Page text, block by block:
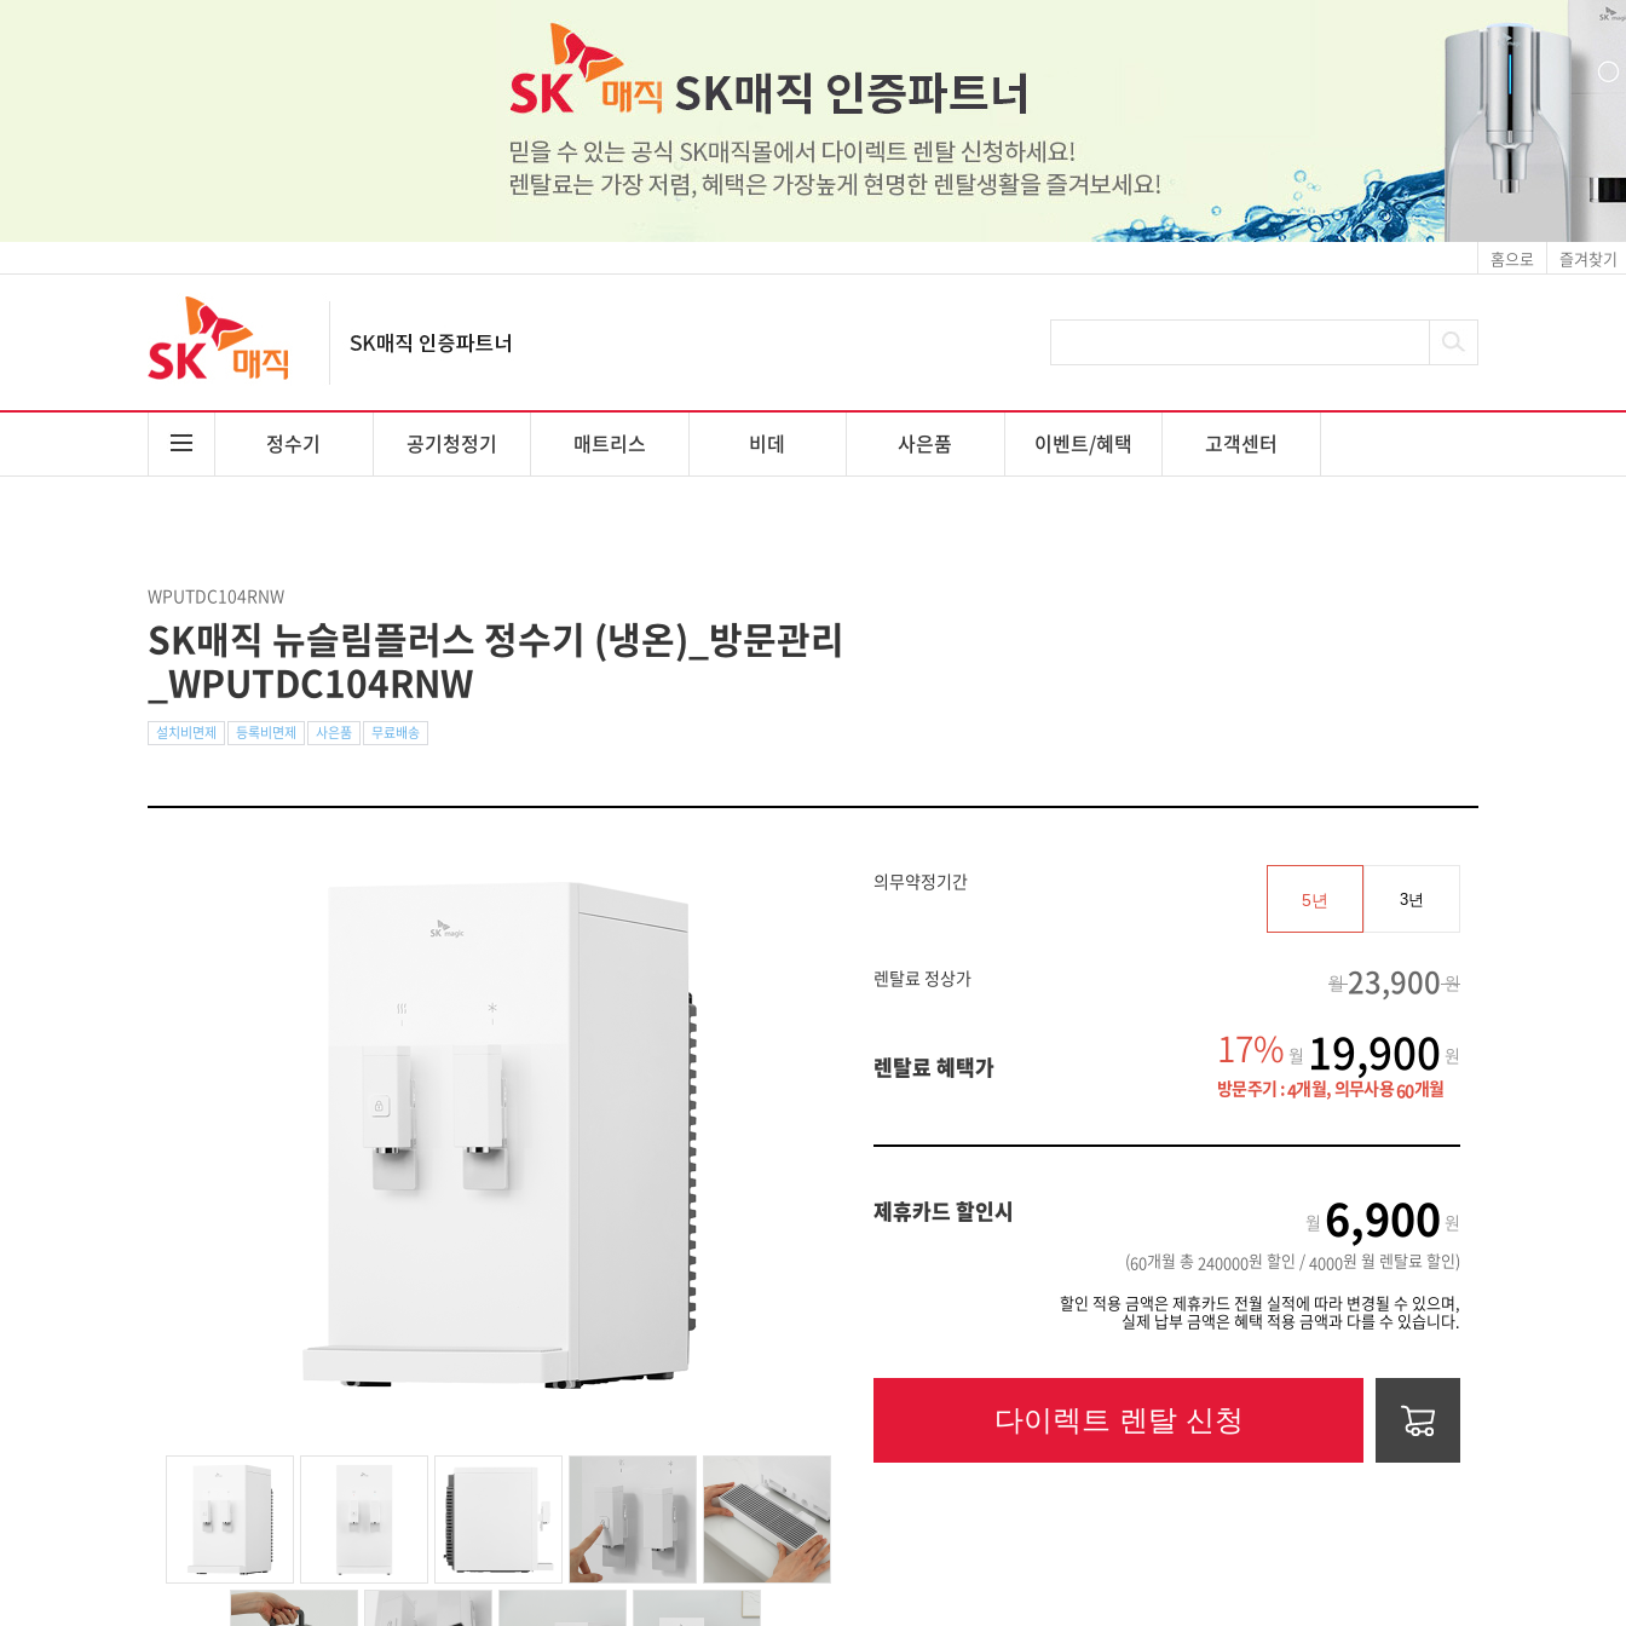
즐겨찾기
홈으로
정수기 공기청정기 매트리스 비데 사은품 이벤트/혜택 고객센터
WPUTDC104RNW
SK매직 뉴슬림플러스 정수기 (냉온)_방문관리
_WPUTDC104RNW
설치비면제 등록비면제 사은품 무료배송
의무약정기간
5년 3년
렌탈료 정상가 월23,900원
렌탈료 혜택가 17% 월 19,900 원
방문주기 :4개월, 의무사용60개월
제휴카드 할인시 월 6,900 원
(60개월 총 240000원 할인 /4000원 월 렌탈료 할인)
할인 적용 금액은 제휴카드 전월 실적에 따라 변경될 수 있으며,
실제 납부 금액은 혜택 적용 금액과 다를 수 있습니다.
다이렉트 렌탈 신청